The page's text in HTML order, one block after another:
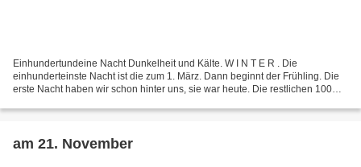
Einhundertundeine Nacht Dunkelheit und Kälte. W I N T E R . Die
einhunderteinste Nacht ist die zum 1. März. Dann beginnt der Frühling. Die
erste Nacht haben wir schon hinter uns, sie war heute. Die restlichen 100
am 21. November